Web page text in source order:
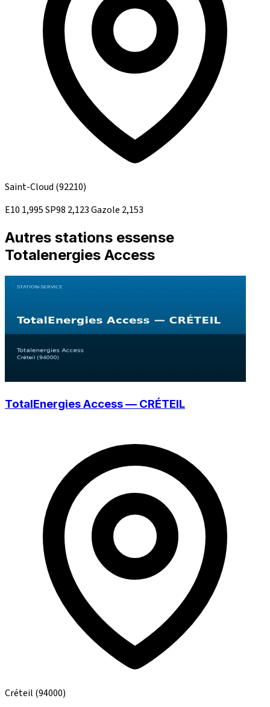
Saint-Cloud (92210)
E10 1,995SP98 2,123Gazole 2,153
Autres stations essense
Totalenergies Access
TotalEnergies Access — CRÉTEIL
Créteil (94000)